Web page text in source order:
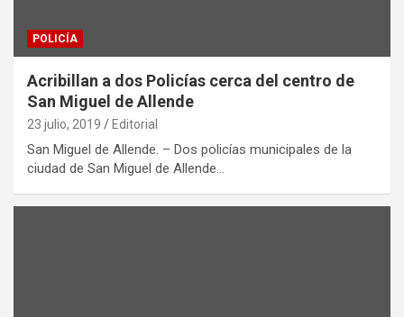
POLICÍA
Acribillan a dos Policías cerca del centro de
San Miguel de Allende
23 julio, 2019 Editorial
San Miguel de Allende. – Dos policías municipales de la
ciudad de San Miguel de Allende…